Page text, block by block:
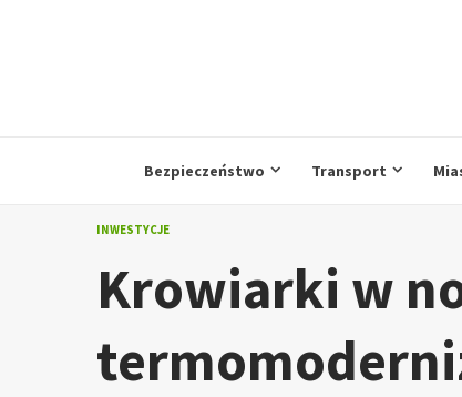
Bezpieczeństwo Transport
INWESTYCJE
Krowiarki w